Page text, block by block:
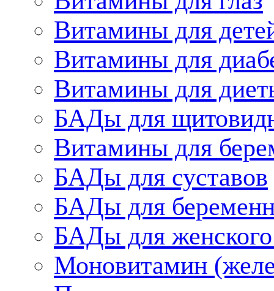
Витамины для
Витамины для
Витамины для
БАДы для
Витамины для
БАДы для суставов
БАДы для
БАДы для женского
Моновитамин